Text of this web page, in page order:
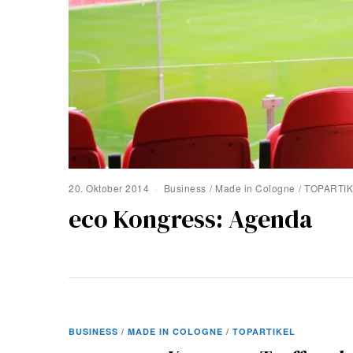
20. Oktober 2014 Business / Made in Cologne /
eco Kongress: Agenda
BUSINESS / MADE IN COLOGNE / TOPARTIKEL